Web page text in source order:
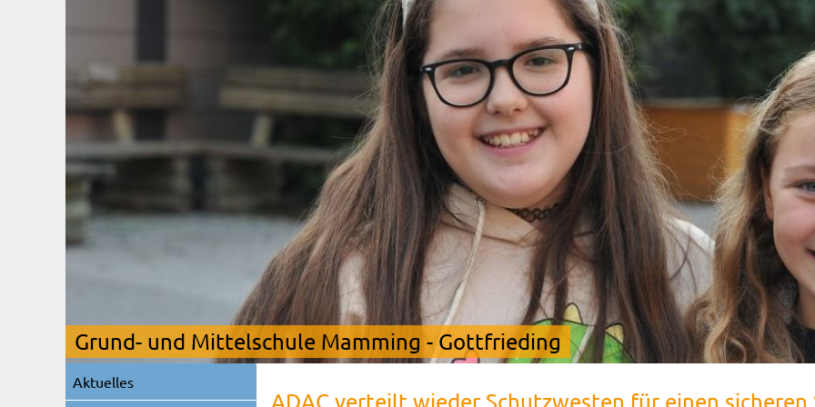
Grund- und Mittelschule Mamming - Gottfrieding
ADAC verteilt wieder Schutzwesten für einen sicheren
Navigation
überspringen
Aktuelles